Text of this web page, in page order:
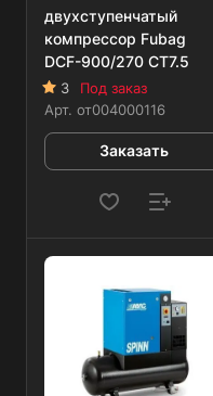
двухступенчатый
компрессор Fubag
DCF-900/270 CT7.5
3
Под заказ
Арт. от004000116
Заказать